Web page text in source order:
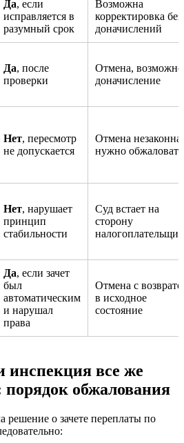
Да, если
исправляется в
разумный срок
Возможна
корректировка без
доначислений
Да, после
проверки
Отмена, возможно
доначисление
Нет, пересмотр
не допускается
Отмена незаконна,
нужно обжаловать
Нет, нарушает
принцип
стабильности
Суд встает на
сторону
Да, если зачет
был
автоматическим
и нарушал
права
Отмена с
в исходное
состояние
инспекция все же
порядок обжалования
решение о зачете переплаты по